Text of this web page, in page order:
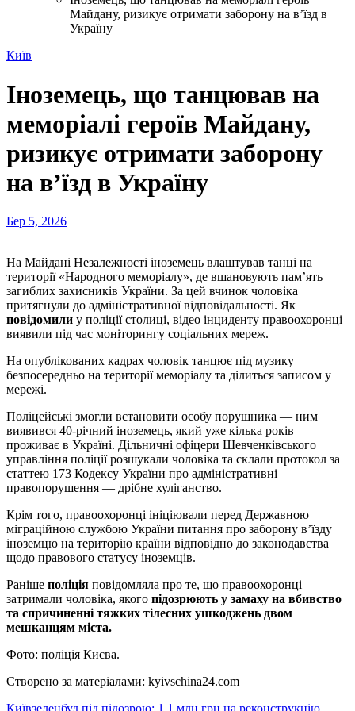
Майдану, ризикує отримати заборону на в’їзд в
Україну
Київ
Іноземець, що танцював на
меморіалі героїв Майдану,
ризикує отримати заборону
на в’їзд в Україну
Бер 5, 2026
На Майдані Незалежності іноземець влаштував танці на
території «Народного меморіалу», де вшановують пам’ять
загиблих захисників України. За цей вчинок чоловіка
притягнули до адміністративної відповідальності. Як
повідомили у поліції столиці, відео інциденту правоохоронці
виявили під час моніторингу соціальних мереж.
На опублікованих кадрах чоловік танцює під музику
безпосередньо на території меморіалу та ділиться записом у
мережі.
Поліцейські змогли встановити особу порушника — ним
виявився 40-річний іноземець, який уже кілька років
проживає в Україні. Дільничні офіцери Шевченківського
управління поліції розшукали чоловіка та склали протокол за
статтею 173 Кодексу України про адміністративні
правопорушення — дрібне хуліганство.
Крім того, правоохоронці ініціювали перед Державною
міграційною службою України питання про заборону в’їзду
іноземцю на територію країни відповідно до законодавства
щодо правового статусу іноземців.
Раніше поліція повідомляла про те, що правоохоронці
затримали чоловіка, якого підозрюють у замаху на вбивство
та спричиненні тяжких тілесних ушкоджень двом
мешканцям міста.
Фото: поліція Києва.
Створено за матеріалами: kyivschina24.com